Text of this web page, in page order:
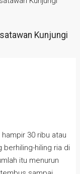
Kunjungi
30 ribu atau
berhiling-hiling ria di
itu menurun